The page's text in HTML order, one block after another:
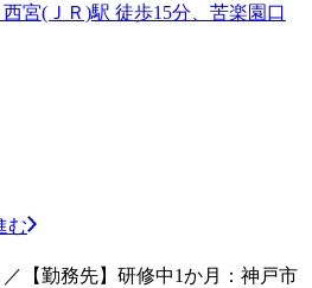
宮(ＪＲ)駅 徒歩15分、苦楽園口
む
【勤務先】研修中1か月：神戸市